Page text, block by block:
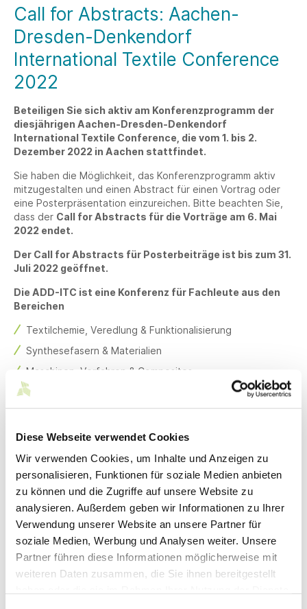
Diese Webseite verwendet Cookies
Wir verwenden Cookies, um Inhalte und Anzeigen zu
personalisieren, Funktionen für soziale Medien anbieten
zu können und die Zugriffe auf unsere Website zu
analysieren. Außerdem geben wir Informationen zu Ihrer
Verwendung unserer Website an unsere Partner für
soziale Medien, Werbung und Analysen weiter. Unsere
Partner führen diese Informationen möglicherweise mit
weiteren Daten zusammen, die Sie ihnen bereitgestellt
Call for Abstracts: Aachen-
Dresden-Denkendorf
International Textile Conference
2022
Beteiligen Sie sich aktiv am Konferenzprogramm der
diesjährigen Aachen-Dresden-Denkendorf
International Textile Conference, die vom 1. bis 2.
Dezember 2022 in Aachen stattfindet.
Sie haben die Möglichkeit, das Konferenzprogramm aktiv
mitzugestalten und einen Abstract für einen Vortrag oder
eine Posterpräsentation einzureichen. Bitte beachten Sie,
dass der Call for Abstracts für die Vorträge am 6. Mai
2022 endet.
Der Call for Abstracts für Posterbeiträge ist bis zum 31.
Juli 2022 geöffnet.
Die ADD-ITC ist eine Konferenz für Fachleute aus den
Bereichen
Textilchemie, Veredlung & Funktionalisierung
Synthesefasern & Materialien
Maschinen, Verfahren & Composites
Das Konferenzprogramm beinhaltet Plenarvorträge und
Themensessions aus den Bereichen
Nachhaltigkeit in der Textilindustrie
Zukunft der Textilproduktion
Textilien für Medizin & Gesundheit
Smart Textiles & Fashion
Textilhistorie
Technologietransfer (ZIM-Projekte im Textilbereich)
Textile Entwicklungen von Start-ups
Weitere Informationen über das Konferenzprogramm,